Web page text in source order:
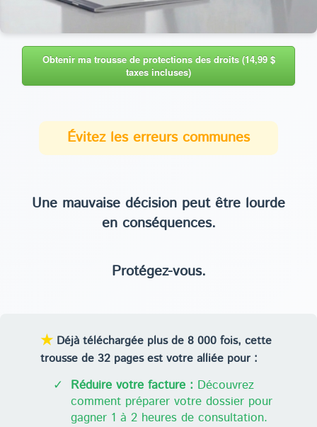
Obtenir ma trousse de protections des droits (14,99 $
taxes incluses)
Évitez les erreurs communes
Une mauvaise décision peut être lourde
en conséquences.
Protégez-vous.
★ Déjà téléchargée plus de 8 000 fois, cette
trousse de 32 pages est votre alliée pour :
✓ Réduire votre facture : Découvrez
comment préparer votre dossier pour
gagner 1 à 2 heures de consultation.